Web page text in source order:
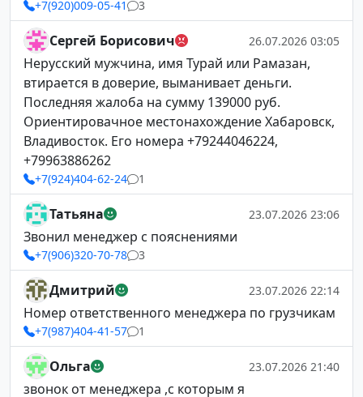
+7(920)009-05-41 3
Сергей Борисович 26.07.2026 03:05
Нерусский мужчина, имя Турай или Рамазан,
втирается в доверие, выманивает деньги.
Последняя жалоба на сумму 139000 руб.
Ориентировачное местонахождение Хабаровск,
Владивосток. Его номера +79244046224,
+79963886262
+7(924)404-62-24 1
Татьяна 23.07.2026 23:06
Звонил менеджер с пояснениями
+7(906)320-70-78 3
Дмитрий 23.07.2026 22:14
Номер ответственного менеджера по грузчикам
+7(987)404-41-57 1
Ольга 23.07.2026 21:40
звонок от менеджера ,с которым я